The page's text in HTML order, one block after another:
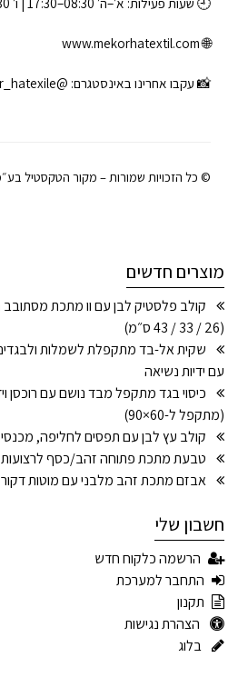
🌐
www.mekorhatextil.com
📸 עקבו אחרינו באינסטגרם: @makor_hatexile
© כל הזכויות שמורות – מקור הטקסטיל
מוצרים חדשים
(26 / 33 / 43 ס״מ)
עם ידיות נשיאה
(מתקפל ל-60×90)
קולב עץ לבן עם תפסים לחליפה, מכנסיים
טבעת מתכת פתוחה זהב/כסף לרצועות
אבזם מתכת זהב מלבני עם מוטות
חשבון שלי
הרשמה כלקוח חדש
התחבר למערכת
תקנון
הצהרת נגישות
בלוג